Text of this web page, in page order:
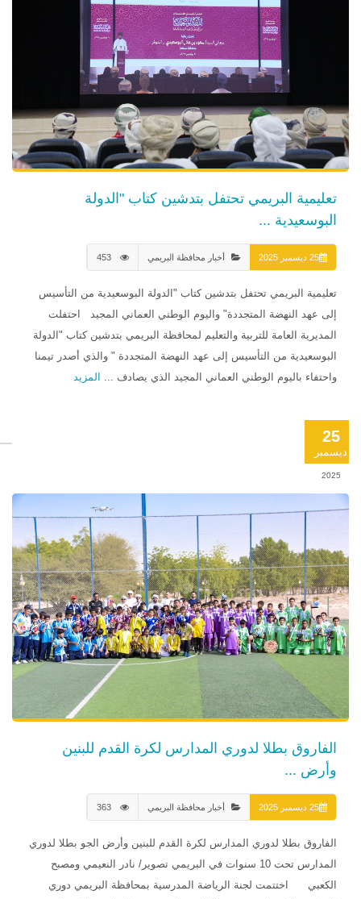
تعليمية البريمي تحتفل بتدشين كتاب "الدولة
البوسعيدية ...
25 ديسمبر 2025 أخبار محافظة البريمي
تعليمية البريمي تحتفل بتدشين كتاب "الدولة البوسعيدية من التأسيس
إلى عهد النهضة المتجددة" واليوم الوطني العماني المجيد احتفلت
المديرية العامة للتربية والتعليم لمحافظة البريمي بتدشين كتاب "الدولة
البوسعيدية من التأسيس إلى عهد النهضة المتجددة " والذي أصدر تيمنا
واحتفاء باليوم الوطني العماني المجيد الذي يصادف ... المزيد
25
ديسمبر
2025
الفاروق بطلا لدوري المدارس لكرة القدم للبنين
وأرض ...
25 ديسمبر 2025 أخبار محافظة البريمي
الفاروق بطلا لدوري المدارس لكرة القدم للبنين وأرض الجو بطلا لدوري
المدارس تحت 10 سنوات في البريمي تصوير/ نادر النعيمي ومصبح
الكعبي اختتمت لجنة الرياضة المدرسية بمحافظة البريمي دوري